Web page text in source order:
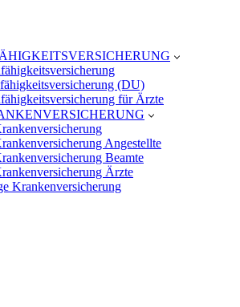
(DU)
für Ärzte
Angestellte
Beamte
Ärzte
Krankenversicherung